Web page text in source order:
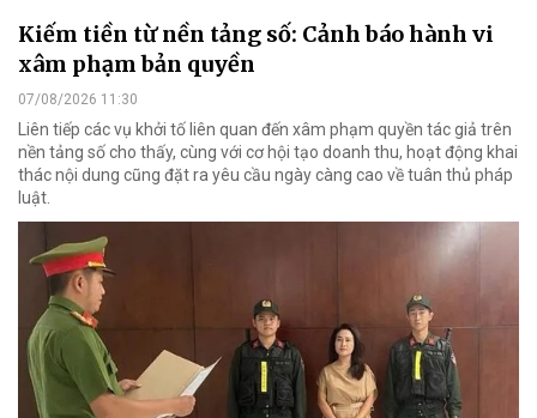
Kiếm tiền từ nền tảng số: Cảnh báo hành vi
xâm phạm bản quyền
07/08/2026 11:30
Liên tiếp các vụ khởi tố liên quan đến xâm phạm quyền tác giả trên
nền tảng số cho thấy, cùng với cơ hội tạo doanh thu, hoạt động khai
thác nội dung cũng đặt ra yêu cầu ngày càng cao về tuân thủ pháp
luật.